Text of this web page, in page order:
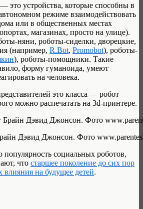
— это устройства, которые способны в
режиме взаимодействовать
или в общественных местах
магазинах, просто на улице).
няни, роботы-сиделки, дворецкие,
(например, R.Bot, Promobot), роботы-
), роботы-помощники. Такие
форму гуманоида, умеют
на человека.
это класса — робот
можно распечатать на 3d-принтере.
Дэвид Джонсон. Фото
социальных роботов,
что старшее поколение до сих пор
влияния на будущее детей.